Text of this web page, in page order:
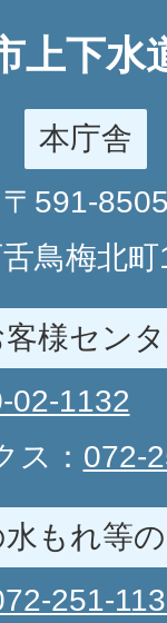
上下水
本庁舎
〒591-
鳥梅北
客様セン
02-1132
ス： 072-
もれ等
251-